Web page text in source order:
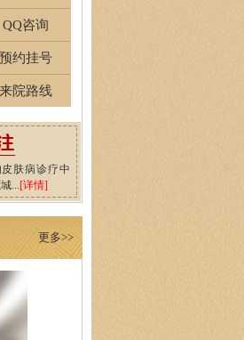
QQ咨询
预约挂号
来院路线
肤病诊疗中
...[详情]
更多>>